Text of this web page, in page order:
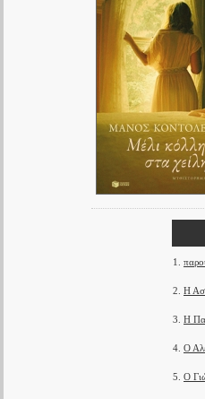
1.
2. Η
3. Η
4. Ο
5. Ο